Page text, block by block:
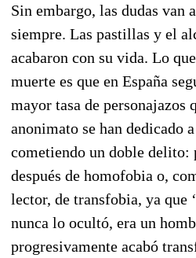
Sin embargo, las dudas van
siempre. Las pastillas y el
acabaron con su vida. Lo
muerte es que en España
mayor tasa de personajazos
anonimato se han dedicado
cometiendo un doble
después de homofobia o,
lector, de transfobia, ya que
nunca lo ocultó, era un
progresivamente acabó